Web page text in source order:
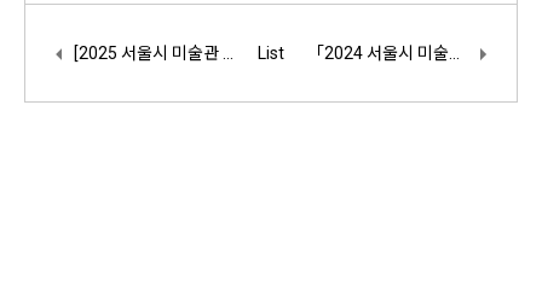
List
[2025 서울시 미술관 아카이브를 위한 사진 컨텐츠 지원사업] 지원관 1차 공모 「2024 서울시 미술관 아카이브를 위한 사진 컨텐츠 지원 사업」지원관 최종 공모